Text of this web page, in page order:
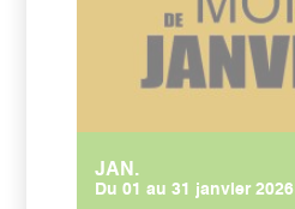
JAN.
Du 01 au 31 janvier 2026